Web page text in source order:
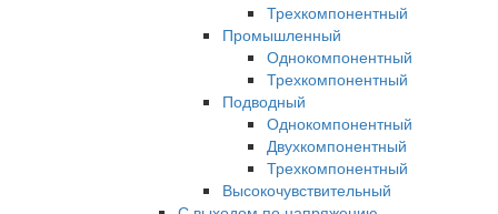
Трехкомпонентный
Промышленный
Однокомпонентный
Трехкомпонентный
Подводный
Однокомпонентный
Двухкомпонентный
Трехкомпонентный
Высокочувствительный